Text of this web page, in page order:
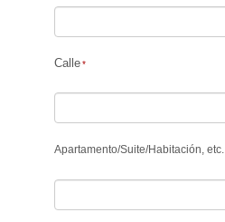
Calle
Apartamento/Suite/Habitación, etc.